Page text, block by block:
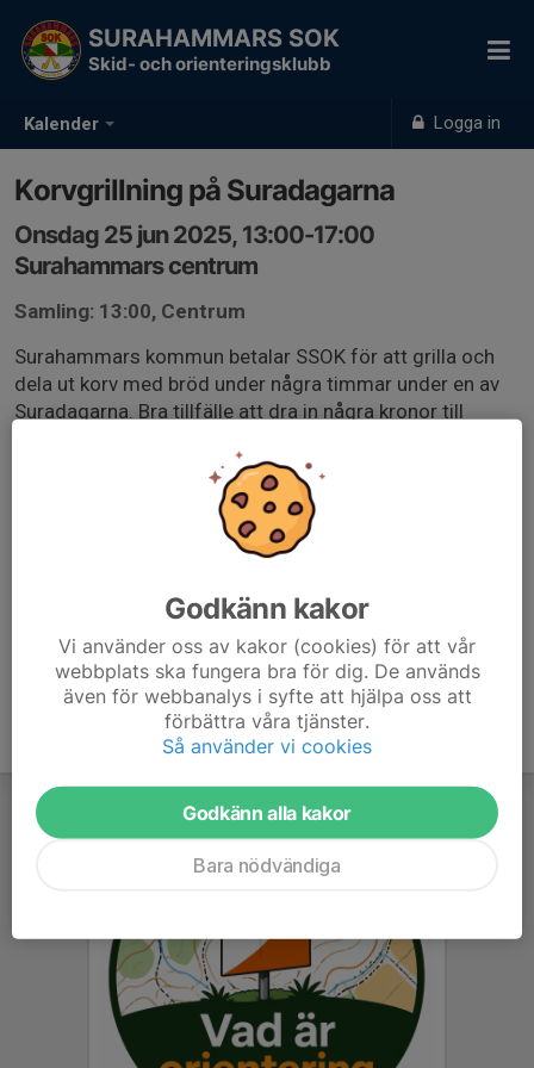
Kalender Logga in
SURAHAMMARS SOK
Skid- och orienteringsklubb
Korvgrillning på Suradagarna
Onsdag 25 jun 2025, 13:00-17:00
Surahammars centrum
Samling: 13:00, Centrum
Surahammars kommun betalar SSOK för att grilla och
dela ut korv med bröd under några timmar under en av
Suradagarna. Bra tillfälle att dra in några kronor till
Samling i centrum kl 13:00. Jag förbereder det som
skall användas. Jag kommer så snart jag kan men
Godkänn kakor
Vi använder oss av kakor (cookies) för att vår
webbplats ska fungera bra för dig. De används
även för webbanalys i syfte att hjälpa oss att
förbättra våra tjänster.
Så använder vi cookies
Godkänn alla kakor
Bara nödvändiga